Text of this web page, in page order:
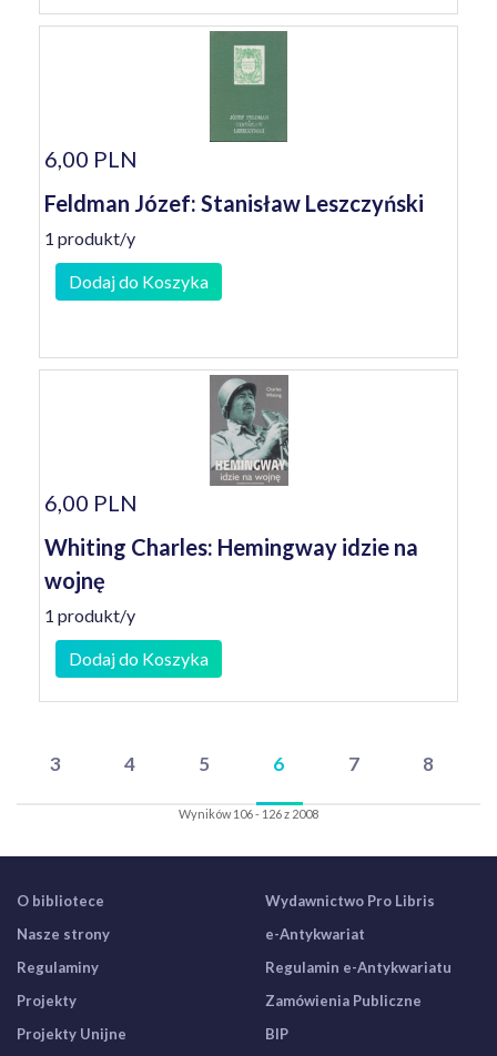
6,00 PLN
Feldman Józef: Stanisław Leszczyński
1 produkt/y
Dodaj do Koszyka
6,00 PLN
Whiting Charles: Hemingway idzie na
wojnę
1 produkt/y
Dodaj do Koszyka
3 4 5 6 7 8
Wyników 106 - 126 z 2008
O bibliotece
Nasze strony
Regulaminy
Projekty
Projekty Unijne
Wydawnictwo Pro Libris
e-Antykwariat
Regulamin e-Antykwariatu
Zamówienia Publiczne
BIP